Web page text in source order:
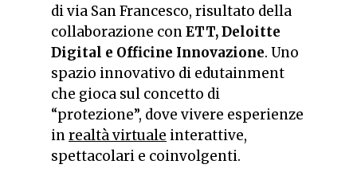
di via San Francesco, risultato della
collaborazione conETT,Deloitte
Digital e Officine Innovazione. Uno
spazio innovativo di edutainment
che gioca sul concetto di
“protezione”, dove vivere esperienze
inrealtà virtuale interattive,
spettacolari e coinvolgenti.